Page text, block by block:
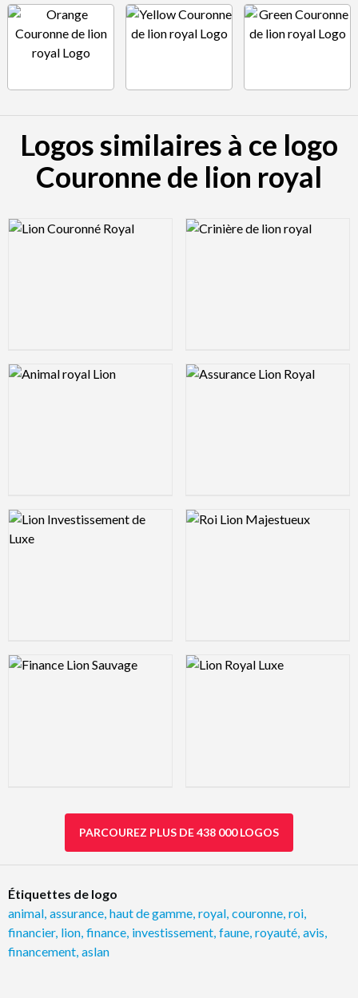
Logos similaires à ce logo
Couronne de lion royal
Logo Preview Image Logo Preview Image
Logo Preview Image Logo Preview Image
Logo Preview Image Logo Preview Image
Logo Preview Image Logo Preview Image
PARCOUREZ PLUS DE 438 000 LOGOS
Étiquettes de logo
animal assurance haut de gamme royal couronne roi
financier, lion finance investissement faune royauté avis
financement aslan